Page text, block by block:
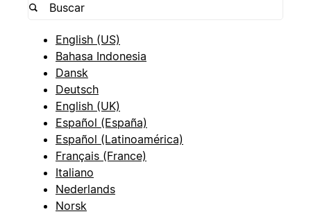
English (US)
Bahasa Indonesia
Dansk
Deutsch
English (UK)
Español (España)
Español (Latinoamérica)
Français (France)
Italiano
Nederlands
Norsk